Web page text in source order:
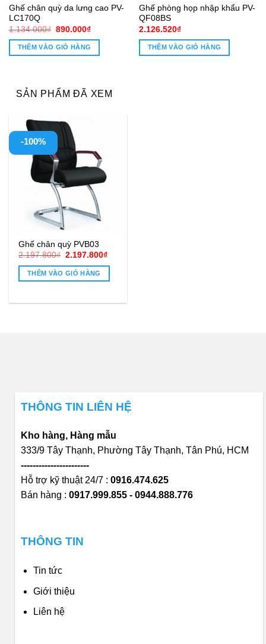
Ghế chân quỳ da lưng cao PV-
LC170Q
1.134.000₫ Giá
là:
1.134.000₫.
890.000₫Giá
tại
là:
THÊM VÀO GIỎ HÀNG
Ghế phòng họp nhập khẩu PV-
QF08BS
2.126.520₫
THÊM VÀO GIỎ HÀNG
SẢN PHẨM ĐÃ XEM
-100%
Ghế chân quỳ PVB03
2.197.800₫ Giá
là:
2.197.800₫.
2.197.800₫Giá
THÊM VÀO GIỎ HÀNG
THÔNG TIN LIÊN HỆ
Kho hàng, Hàng mẫu
333/9 Tây Thạnh, Phường Tây Thạnh, Tân Phú, HCM
-----------------------
Hỗ trợ kỹ thuật 24/7 : 0916.474.625
Bán hàng : 0917.999.855 - 0944.888.776
THÔNG TIN
Tin tức
Giới thiệu
Liên hệ